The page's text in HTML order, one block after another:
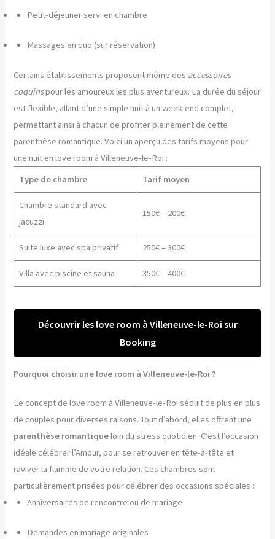
Petit-déjeuner servi en chambre
Massages en duo (sur réservation)
Certains établissements proposent même des accessoires
coquinspour les amoureux les plus aventureux. La durée du séjour
est flexible, allant d’une simple nuit à un week-end complet,
permettant ainsi à chacun de profiter pleinement de cette
parenthèse romantique. Voici un aperçu des tarifs moyens pour
une nuit en love room à Villeneuve-le-Roi :
Type de chambre
Tarif moyen
Chambre standard avec
jacuzzi
150€ – 200€
Suite luxe avec spa privatif 250€ – 300€
Villa avec piscine et sauna 350€ – 400€
Découvrir les love room à Villeneuve-le-Roi sur
Booking
Pourquoi choisir une love room à Villeneuve-le-Roi ?
Le concept de love room à Villeneuve-le-Roi séduit de plus en plus
de couples pour diverses raisons. Tout d’abord, elles offrent une
parenthèse romantiqueloin du stress quotidien. C’est l’occasion
idéale célébrer l’Amour, pour se retrouver en tête-à-tête et
raviver la flamme de votre relation. Ces chambres sont
particulièrement prisées pour célébrer des occasions spéciales :
Anniversaires de rencontre ou de mariage
Demandes en mariage originales